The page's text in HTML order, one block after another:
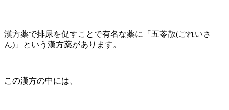
漢方薬で排尿を促すことで有名な薬に「五苓散(ごれいさ
ん)」という漢方薬があります。
この漢方の中には、